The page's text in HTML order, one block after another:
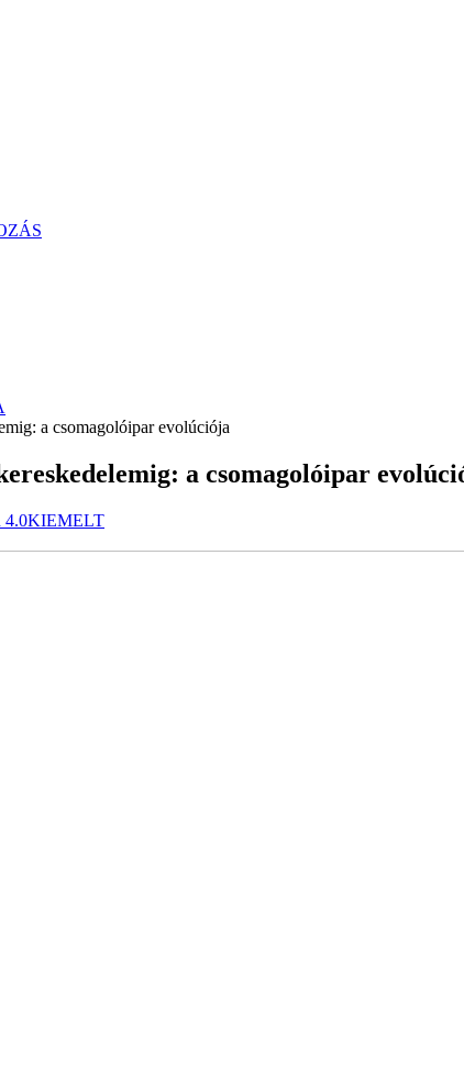
a csomagolóipar evolúciója
a csomagolóipar
4.0KIEMELT